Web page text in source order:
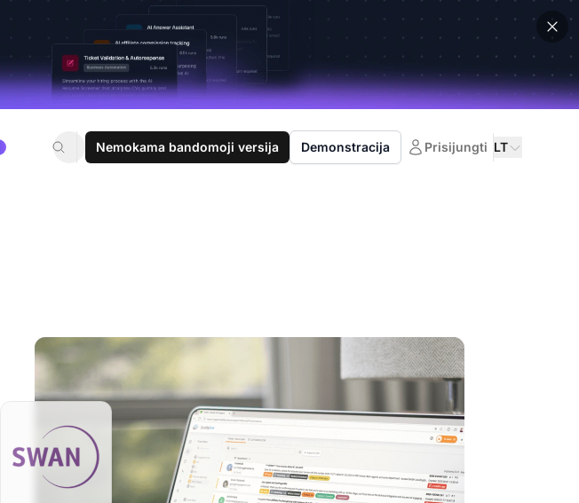
Nemokama bandomoji versija Demonstracija Prisijungti LT